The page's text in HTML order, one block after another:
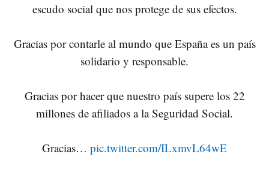
escudo social que nos protege de sus efectos.
Gracias por contarle al mundo que España es un país
solidario y responsable.
Gracias por hacer que nuestro país supere los 22
millones de afiliados a la Seguridad Social.
Gracias… pic.twitter.com/ILxmvL64wE